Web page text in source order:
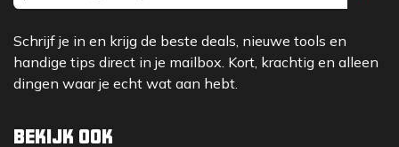
Schrijf je in en krijg de beste deals, nieuwe tools en
handige tips direct in je mailbox. Kort, krachtig en alleen
dingen waar je echt wat aan hebt.
Bekijk ook